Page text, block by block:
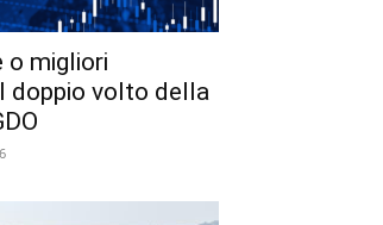
o migliori
doppio volto della